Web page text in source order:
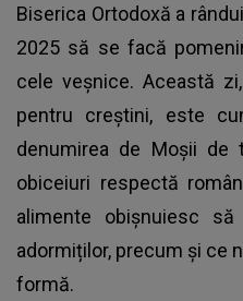
Biserica Ortodoxă a
2025 să se facă
cele veșnice. Această
pentru creștini, este
denumirea de Moșii de
obiceiuri respectă
alimente obișnuiesc
adormiților, precum și ce
formă.